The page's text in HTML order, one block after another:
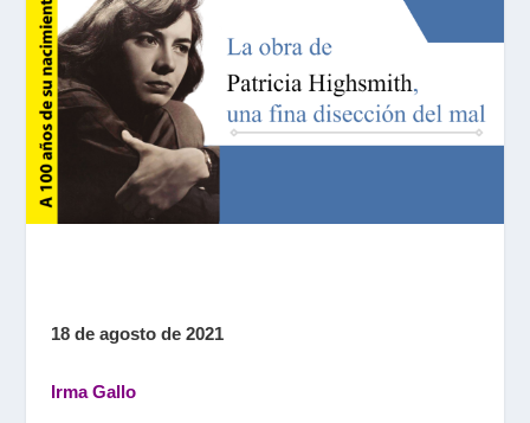
18 de agosto de 2021
Irma Gallo